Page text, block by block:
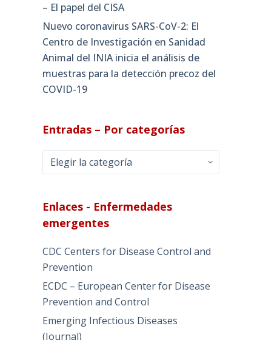
– El papel del CISA
Nuevo coronavirus SARS-CoV-2: El
Centro de Investigación en Sanidad
Animal del INIA inicia el análisis de
muestras para la detección precoz del
COVID-19
Entradas – Por categorías
Entradas
–
categorías
Enlaces - Enfermedades
emergentes
CDC Centers for Disease Control and
Prevention
ECDC – European Center for Disease
Prevention and Control
Emerging Infectious Diseases
(Journal)